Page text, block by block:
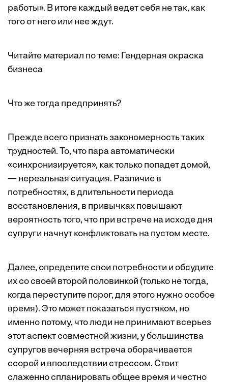
работы». В итоге каждый ведет себя не так, как
того от него или нее ждут.
Читайте материал по теме: Гендерная окраска
бизнеса
Что же тогда предпринять?
Прежде всего признать закономерность таких
трудностей. То, что пара автоматически
«синхронизируется», как только попадет домой,
— нереальная ситуация. Различие в
потребностях, в длительности периода
восстановления, в привычках повышают
вероятность того, что при встрече на исходе дня
супруги начнут конфликтовать на пустом месте.
Далее, определите свои потребности и обсудите
их со своей второй половинкой (только не тогда,
когда переступите порог, для этого нужно особое
время). Это может показаться пустяком, но
именно потому, что люди не принимают всерьез
этот аспект совместной жизни, у большинства
супругов вечерняя встреча оборачивается
ссорой и впоследствии стрессом. Стоит
слаженно спланировать общее время и честно